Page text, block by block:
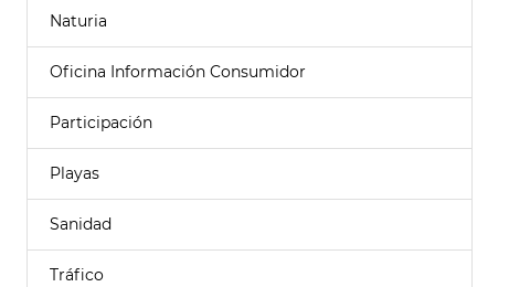
Naturia
Oficina Información Consumidor
Participación
Playas
Sanidad
Tráfico